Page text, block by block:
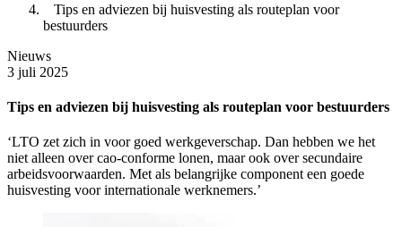
Tips en adviezen bij huisvesting als routeplan voor
bestuurders
Nieuws
3 juli 2025
Tips en adviezen bij huisvesting als routeplan voor bestuurders
‘LTO zet zich in voor goed werkgeverschap. Dan hebben we het
niet alleen over cao-conforme lonen, maar ook over secundaire
arbeidsvoorwaarden. Met als belangrijke component een goede
huisvesting voor internationale werknemers.’